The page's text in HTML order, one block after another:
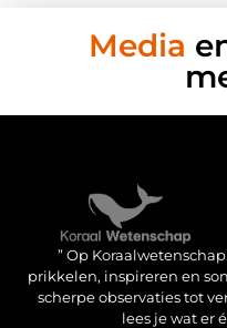
Media
” Op
prikkelen, inspireren en
scherpe observaties tot
lees je wat er